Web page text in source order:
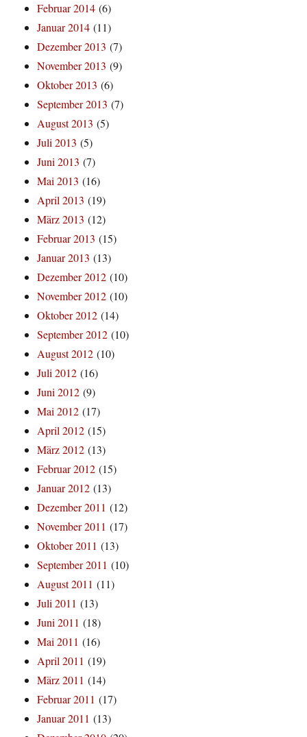
Februar 2014 (6)
Januar 2014 (11)
Dezember 2013 (7)
November 2013 (9)
Oktober 2013 (6)
September 2013 (7)
August 2013 (5)
Juli 2013 (5)
Juni 2013 (7)
Mai 2013 (16)
April 2013 (19)
März 2013 (12)
Februar 2013 (15)
Januar 2013 (13)
Dezember 2012 (10)
November 2012 (10)
Oktober 2012 (14)
September 2012 (10)
August 2012 (10)
Juli 2012 (16)
Juni 2012 (9)
Mai 2012 (17)
April 2012 (15)
März 2012 (13)
Februar 2012 (15)
Januar 2012 (13)
Dezember 2011 (12)
November 2011 (17)
Oktober 2011 (13)
September 2011 (10)
August 2011 (11)
Juli 2011 (13)
Juni 2011 (18)
Mai 2011 (16)
April 2011 (19)
März 2011 (14)
Februar 2011 (17)
Januar 2011 (13)